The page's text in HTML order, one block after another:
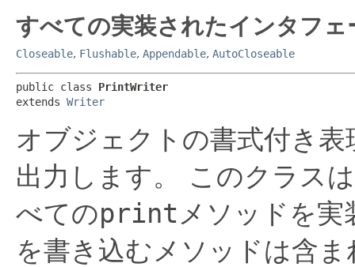
すべての実装されたインタフ
Closeable, Flushable, Appendable, AutoCloseable
public class PrintWriter
extends Writer
オブジェクトの書式付き
出力します。
このクラス
べてのprint メソッドを実
を書き込むメソッドは含